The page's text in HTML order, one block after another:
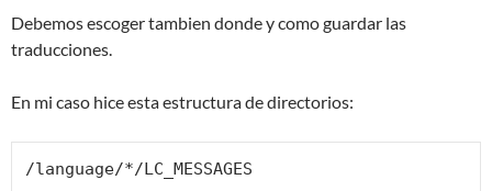
Debemos escoger tambien donde y como guardar las
traducciones.
En mi caso hice esta estructura de directorios:
/language/*/LC_MESSAGES